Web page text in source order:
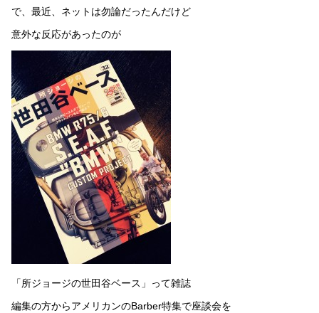
で、最近、ネットは勿論だったんだけど
意外な反応があったのが
「所ジョージの世田谷ベース」って雑誌
編集の方からアメリカンのBarber特集で座談会を